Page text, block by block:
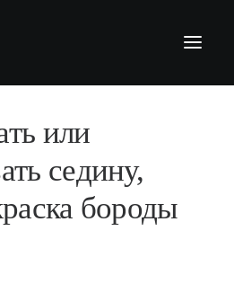
или
седину,
бороды